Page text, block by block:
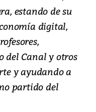
estando de su
digital,
del Canal y otros
y ayudando a
partido del